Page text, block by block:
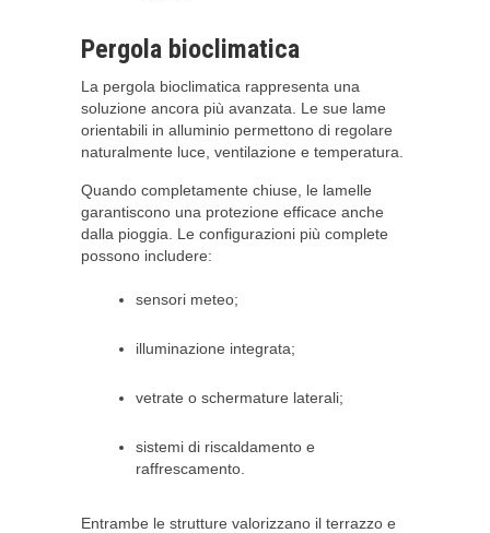
Pergola bioclimatica
La pergola bioclimatica rappresenta una
soluzione ancora più avanzata. Le sue lame
orientabili in alluminio permettono di regolare
naturalmente luce, ventilazione e temperatura.
Quando completamente chiuse, le lamelle
garantiscono una protezione efficace anche
dalla pioggia. Le configurazioni più complete
possono includere:
sensori meteo;
illuminazione integrata;
vetrate o schermature laterali;
sistemi di riscaldamento e
raffrescamento.
Entrambe le strutture valorizzano il terrazzo e